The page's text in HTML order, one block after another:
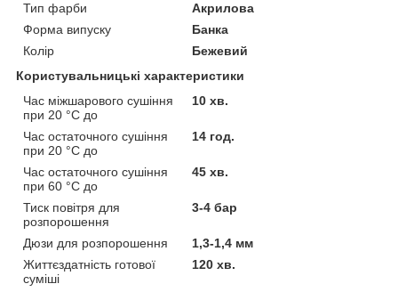
Тип фарби
Акрилова
Форма випуску
Банка
Колір
Бежевий
Користувальницькі характеристики
Час міжшарового сушіння
при 20 °C до
10 хв.
Час остаточного сушіння
при 20 °C до
14 год.
Час остаточного сушіння
при 60 °C до
45 хв.
Тиск повітря для
розпорошення
3-4 бар
Дюзи для розпорошення
1,3-1,4 мм
Життєздатність готової
суміші
120 хв.